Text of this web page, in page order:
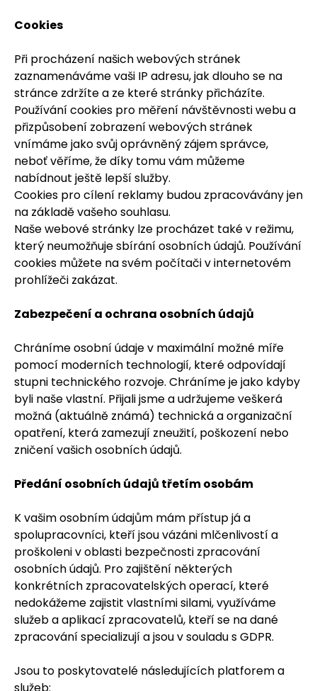
Cookies
Při procházení našich webových stránek
zaznamenáváme vaši IP adresu, jak dlouho se na
stránce zdržíte a ze které stránky přicházíte.
Používání cookies pro měření návštěvnosti webu a
přizpůsobení zobrazení webových stránek
vnímáme jako svůj oprávněný zájem správce,
neboť věříme, že díky tomu vám můžeme
nabídnout ještě lepší služby.
Cookies pro cílení reklamy budou zpracovávány jen
na základě vašeho souhlasu.
Naše webové stránky lze procházet také v režimu,
který neumožňuje sbírání osobních údajů. Používání
cookies můžete na svém počítači v internetovém
prohlížeči zakázat.
Zabezpečení a ochrana osobních údajů
Chráníme osobní údaje v maximální možné míře
pomocí moderních technologií, které odpovídají
stupni technického rozvoje. Chráníme je jako kdyby
byli naše vlastní. Přijali jsme a udržujeme veškerá
možná (aktuálně známá) technická a organizační
opatření, která zamezují zneužití, poškození nebo
zničení vašich osobních údajů.
Předání osobních údajů třetím osobám
K vašim osobním údajům mám přístup já a
spolupracovníci, kteří jsou vázáni mlčenlivostí a
proškoleni v oblasti bezpečnosti zpracování
osobních údajů. Pro zajištění některých
konkrétních zpracovatelských operací, které
nedokážeme zajistit vlastními silami, využíváme
služeb a aplikací zpracovatelů, kteří se na dané
zpracování specializují a jsou v souladu s GDPR.
Jsou to poskytovatelé následujících platforem a